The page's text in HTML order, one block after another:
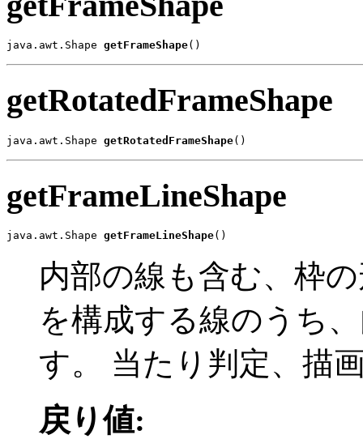
java.awt.Shape getFrameShape()
getRotatedFrameShape
java.awt.Shape getRotatedFrameShape()
getFrameLineShape
java.awt.Shape getFrameLineShape()
内部の線も含む、枠
を構成する線のうち
す。 当たり判定、描
戻り値: